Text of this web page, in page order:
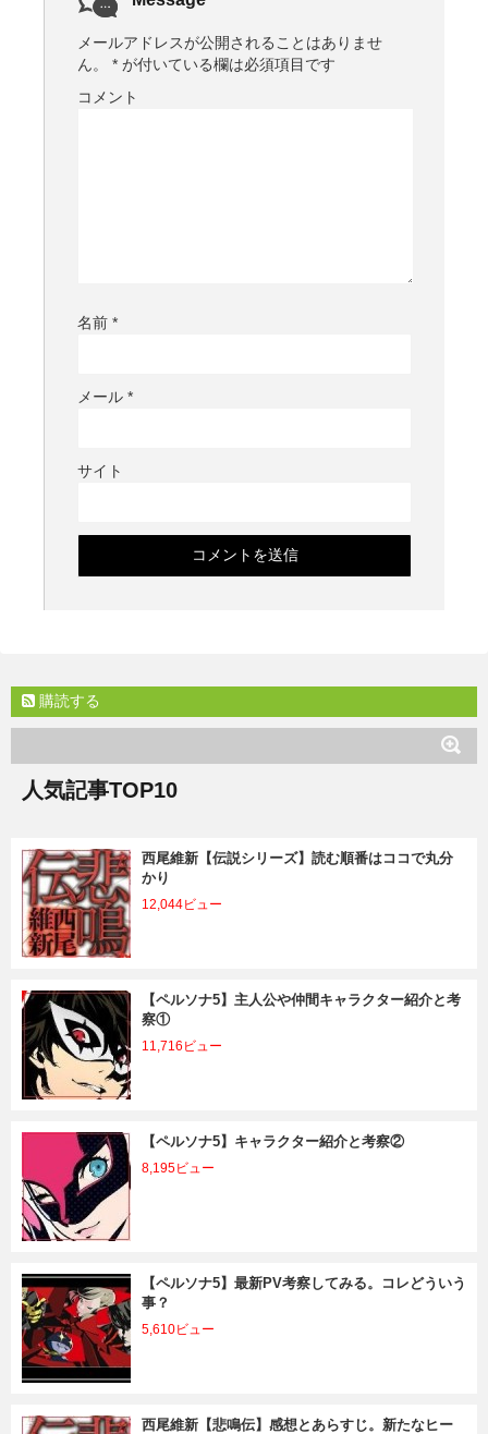
メールアドレスが公開されることはありませ
ん。
* が付いている欄は必須項目です
コメント
名前 *
メール *
サイト
購読する
人気記事TOP10
西尾維新【伝説シリーズ】読む順番はココで丸分
かり
12,044ビュー
【ペルソナ5】主人公や仲間キャラクター紹介と考
察①
11,716ビュー
【ペルソナ5】キャラクター紹介と考察②
8,195ビュー
【ペルソナ5】最新PV考察してみる。コレどういう
事？
5,610ビュー
西尾維新【悲鳴伝】感想とあらすじ。新たなヒー